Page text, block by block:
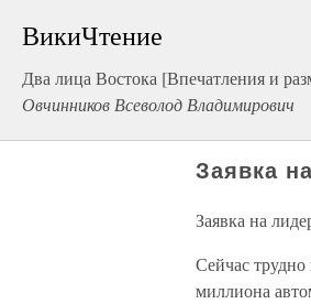
ВикиЧтение
Два лица Востока [Впечатления и
Овчинников Всеволод Владимирович
Заявка
Заявка на
Сейчас
миллиона